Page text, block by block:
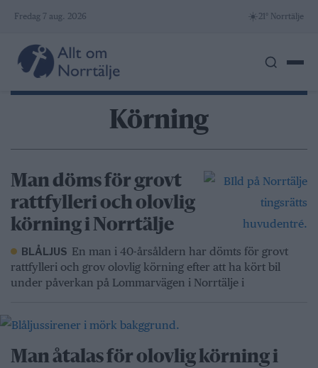
Skip
content
Fredag 7 aug. 2026 ☀️21° Norrtälje
Körning
Man döms för grovt
rattfylleri och olovlig
körning i Norrtälje
BLÅLJUS En man i 40-årsåldern har dömts för grovt
rattfylleri och grov olovlig körning efter att ha kört bil
under påverkan på Lommarvägen i Norrtälje i
Man åtalas för olovlig körning i